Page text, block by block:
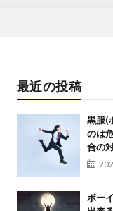
最近の投稿
黒服(
のは
合の
ボー